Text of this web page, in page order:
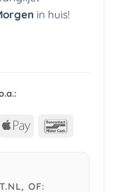
in huis!
Apple
OF: